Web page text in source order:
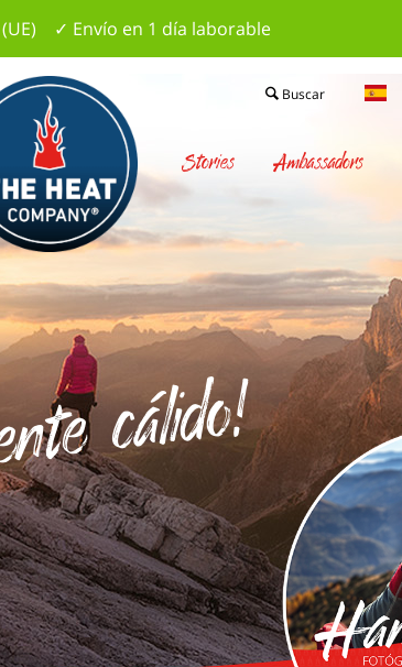
✓ Envío en 1 día laborable
cálido!
Buscar
Stories Ambassadors